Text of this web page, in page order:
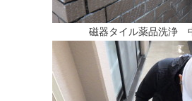
磁器タイル薬品洗浄